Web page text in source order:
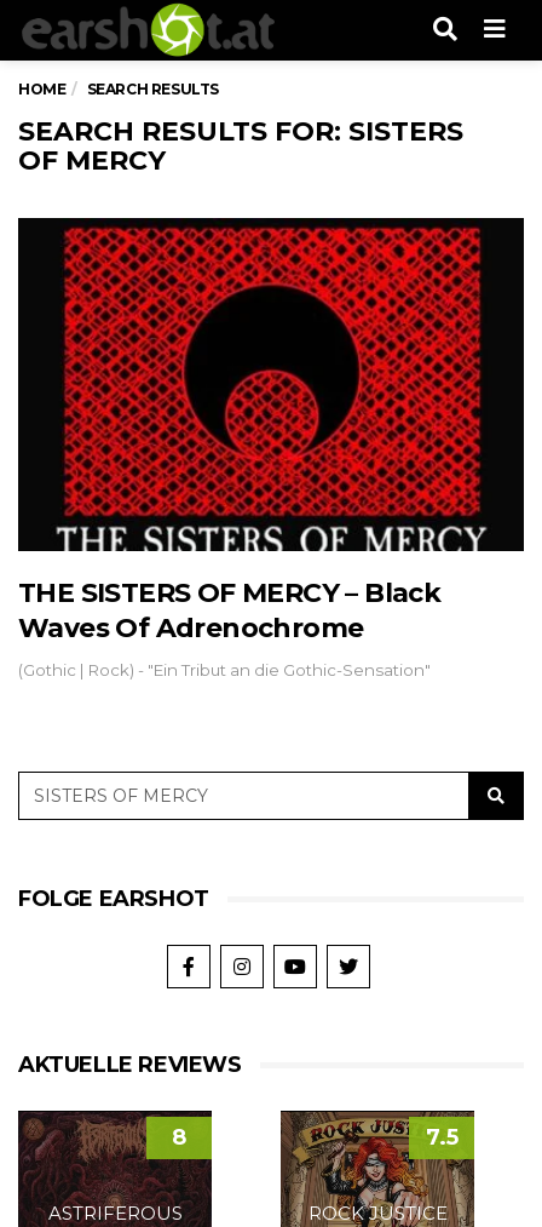
HOME SEARCH RESULTS
SEARCH RESULTS FOR: SISTERS
OF MERCY
THE SISTERS OF MERCY – Black
Waves Of Adrenochrome
(Gothic | Rock) - "Ein Tribut an die Gothic-Sensation"
FOLGE EARSHOT
AKTUELLE REVIEWS
ASTRIFEROUS
8
ROCK JUSTICE
7.5